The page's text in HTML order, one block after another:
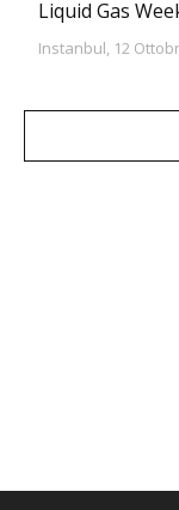
Liquid Gas
Instanbul, 12